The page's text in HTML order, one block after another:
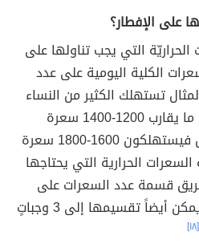
على الإفطار؟
التي يجب تناولها على
الكلية اليومية على عدد
تستهلك الكثير من النساء
اللاتي يحاولن خسارة الوزن ما يقارب 1200-1400 سعرة
حرارية في اليوم، أمّا الرجال فيستهلكون 1600-1800 سعرة
الحرارية التي يحتاجها
قسمة عدد السعرات على
الوجبات الثلاث الرئيسية، ويمكن أيضاً تقسيمها إلى 3 وجباتٍ
[١٨]